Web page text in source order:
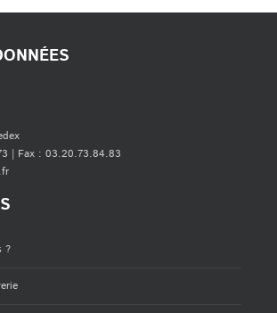
| Fax : 03.20.73.84.83
?